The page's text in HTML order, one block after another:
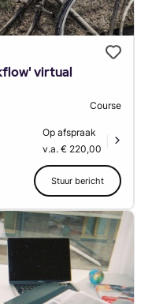
virtual
Course
Op afspraak
v.a. € 220,00
Stuur bericht